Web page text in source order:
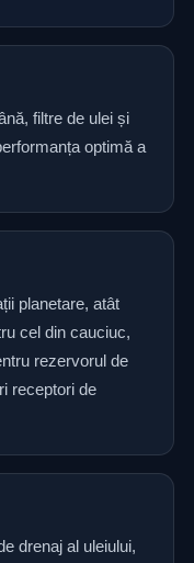
filtre de ulei și
optimă a
planetare, atât
cel din cauciuc,
rezervorul de
receptori de
drenaj al uleiului,